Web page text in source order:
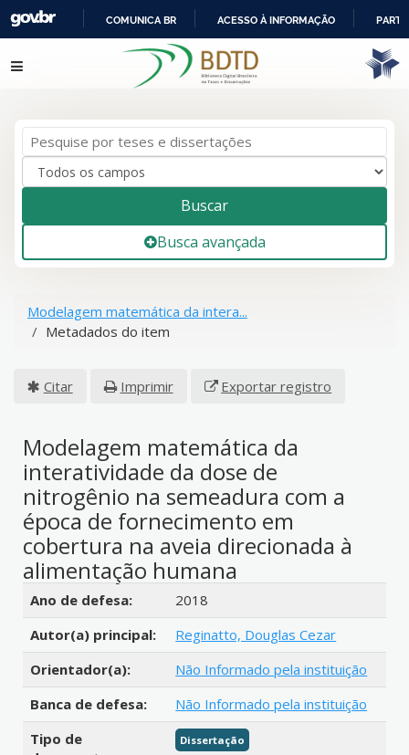
IR
PARA
COMUNICA BR ACESSO À INFORMAÇÃO
Pular para o conteúdo
Buscar
Busca avançada
Modelagem matemática da intera...
Metadados do item
Citar Imprimir Exportar registro
Modelagem matemática da
interatividade da dose de
nitrogênio na semeadura com a
época de fornecimento em
cobertura na aveia direcionada à
alimentação humana
Detalhes bibliográficos
Ano de defesa:
2018
Autor(a) principal:
Reginatto, Douglas Cezar
Orientador(a):
Não Informado pela instituição
Banca de defesa:
Não Informado pela instituição
Tipo de
Dissertação